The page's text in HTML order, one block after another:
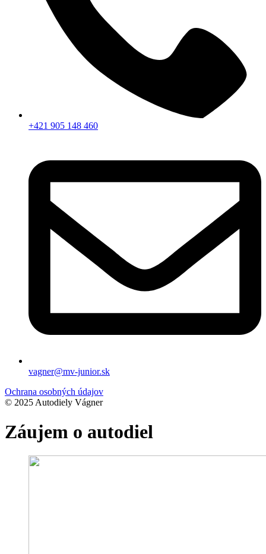
+421 905 148 460
vagner@mv-junior.sk
Ochrana osobných údajov
© 2025 Autodiely Vágner
Záujem o autodiel